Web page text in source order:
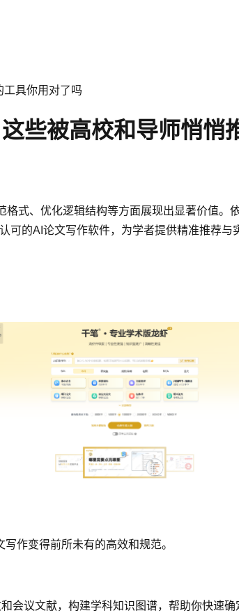
具你用对了吗
些被高校和导师悄悄
式、优化逻辑结构等方面展现出显著价值
的AI论文写作软件，为学者提供精准推荐与
作变得前所未有的高效和规范。
议文献，构建学科知识图谱，帮助你快速确